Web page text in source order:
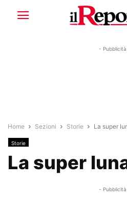
-
Home Sezioni Storie La super
Storie
La super
-